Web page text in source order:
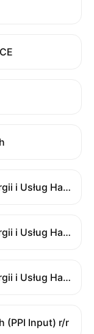
PPI z Wyłączeniem Żywności Energii i Usług Handlowych
PPI z Wyłączeniem Żywności Energii i Usług Handlowych m/m
PPI z Wyłączeniem Żywności Energii i Usług Handlowych r/r
(PPI Input) r/r